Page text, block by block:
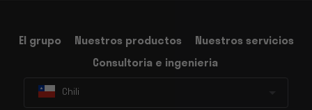
El grupo Nuestros productos
Nuestros servicios
Consultoria e ingenieria
Chili